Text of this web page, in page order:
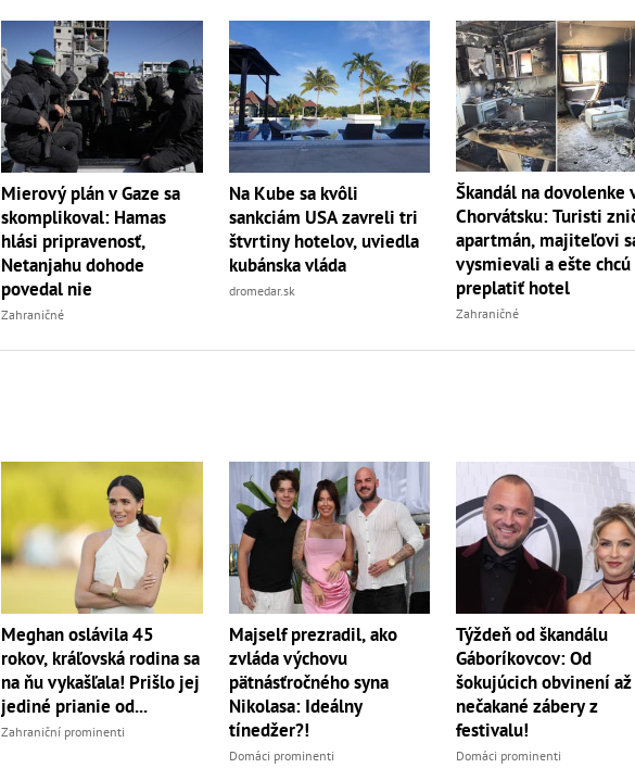
Mierový plán v Gaze sa
skomplikoval: Hamas
hlási pripravenosť,
Netanjahu dohode
povedal nie
Zahraničné
Na Kube sa kvôli
sankciám USA zavreli tri
štvrtiny hotelov, uviedla
kubánska vláda
dromedar.sk
Škandál na dovolenke
Chorvátsku: Turisti
apartmán, majiteľovi
vysmievali a ešte chcú
preplatiť hotel
Zahraničné
Meghan oslávila 45
rokov, kráľovská rodina sa
na ňu vykašľala! Prišlo jej
jediné prianie od...
Zahraniční prominenti
Majself prezradil, ako
zvláda výchovu
pätnásťročného syna
Nikolasa: Ideálny
tínedžer?!
Domáci prominenti
Týždeň od škandálu
Gáboríkovcov: Od
šokujúcich obvinení
nečakané zábery z
festivalu!
Domáci prominenti